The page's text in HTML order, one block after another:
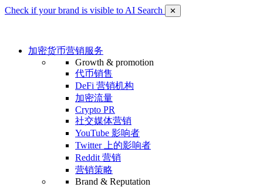
Check if your brand is visible to AI Search ✕
加密货币营销服务
Growth & promotion
代币销售
DeFi 营销机构
加密流量
Crypto PR
社交媒体营销
YouTube 影响者
Twitter 上的影响者
Reddit 营销
营销策略
Brand & Reputation